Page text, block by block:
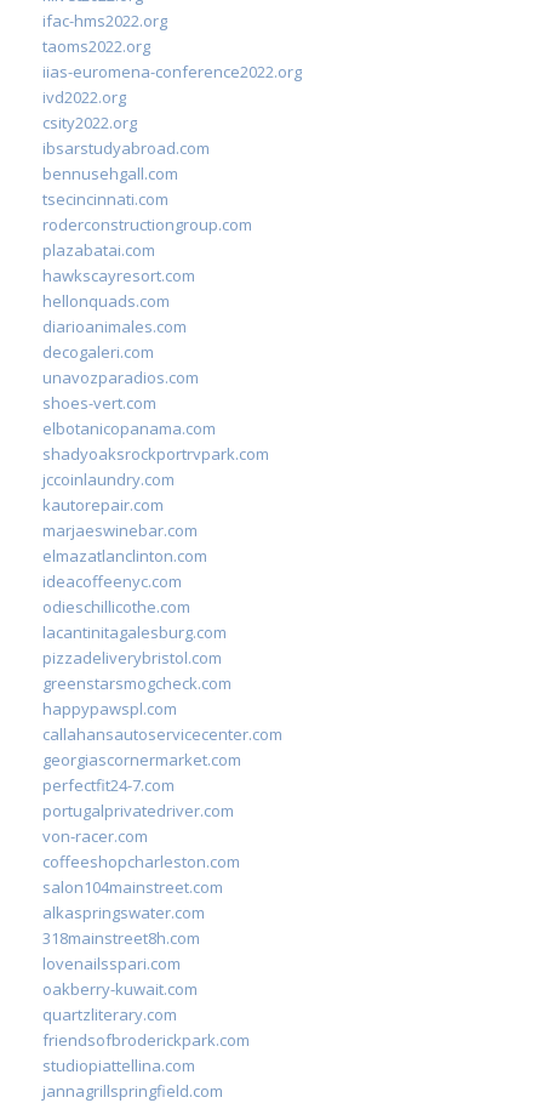
ifac-hms2022.org
taoms2022.org
iias-euromena-conference2022.org
ivd2022.org
csity2022.org
ibsarstudyabroad.com
bennusehgall.com
tsecincinnati.com
roderconstructiongroup.com
plazabatai.com
hawkscayresort.com
hellonquads.com
diarioanimales.com
decogaleri.com
unavozparadios.com
shoes-vert.com
elbotanicopanama.com
shadyoaksrockportrvpark.com
jccoinlaundry.com
kautorepair.com
marjaeswinebar.com
elmazatlanclinton.com
ideacoffeenyc.com
odieschillicothe.com
lacantinitagalesburg.com
pizzadeliverybristol.com
greenstarsmogcheck.com
happypawspl.com
callahansautoservicecenter.com
georgiascornermarket.com
perfectfit24-7.com
portugalprivatedriver.com
von-racer.com
coffeeshopcharleston.com
salon104mainstreet.com
alkaspringswater.com
318mainstreet8h.com
lovenailsspari.com
oakberry-kuwait.com
quartzliterary.com
friendsofbroderickpark.com
studiopiattellina.com
jannagrillspringfield.com